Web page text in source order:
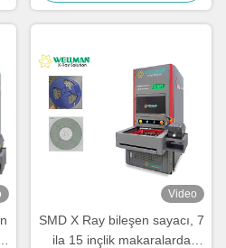
Video
SMD X Ray bileşen sayacı, 7
ila 15 inçlik makaralarda